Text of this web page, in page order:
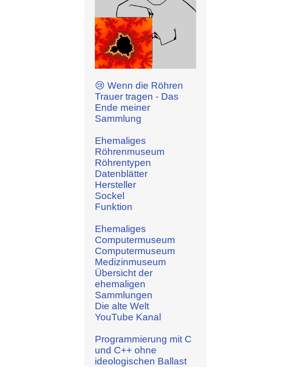
😢 Wenn die Röhren
Trauer tragen - Das
Ende meiner
Sammlung
Ehemaliges
Röhrenmuseum
Röhrentypen
Datenblätter
Hersteller
Sockel
Funktion
Ehemaliges
Computermuseum
Computermuseum
Medizinmuseum
Übersicht der
ehemaligen
Sammlungen
Die alte Welt
YouTube Kanal
Programmierung mit C
und C++ ohne
ideologischen Ballast